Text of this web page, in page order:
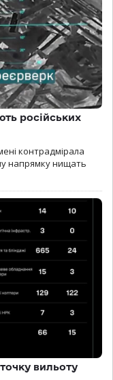
російських
контрадмірала
напрямку нищать
вильоту